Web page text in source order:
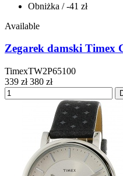
Obniżka / -41 zł
Available
Zegarek damski Timex
TimexTW2P65100
339 zł 380 zł